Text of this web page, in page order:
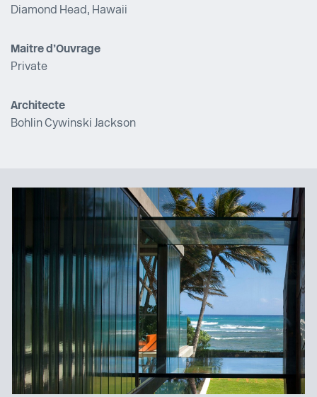
Diamond Head, Hawaii
Maitre d’Ouvrage
Private
Architecte
Bohlin Cywinski Jackson